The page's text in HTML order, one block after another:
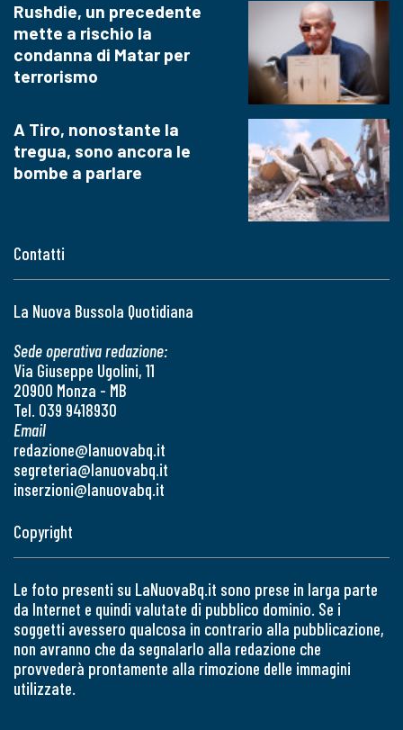
Contatti
La Nuova Bussola Quotidiana
Sede operativa redazione:
Via Giuseppe Ugolini, 11
20900 Monza - MB
Tel. 039 9418930
Email
redazione@lanuovabq.it
segreteria@lanuovabq.it
inserzioni@lanuovabq.it
Rushdie, un precedente
mette a rischio la
condanna di Matar per
terrorismo
A Tiro, nonostante la
tregua, sono ancora le
bombe a parlare
Copyright
Le foto presenti su LaNuovaBq.it sono prese in larga parte
da Internet e quindi valutate di pubblico dominio. Se i
soggetti avessero qualcosa in contrario alla pubblicazione,
non avranno che da segnalarlo alla redazione che
provvederà prontamente alla rimozione delle immagini
utilizzate.